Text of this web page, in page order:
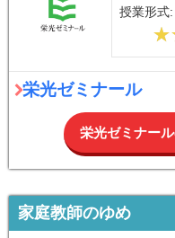
授業形式:
栄光ゼミナール
栄光ゼミナー
家庭教師のゆめ